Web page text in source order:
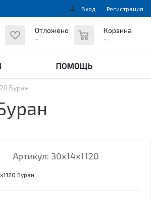
Вход Регистрация
Отложено
-
Корзина
-
ПОМОЩЬ
Буран
Артикул: 30х14х1120
Буран